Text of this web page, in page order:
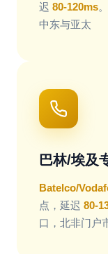
迟 80-120ms
中东与亚太
巴林/埃及
Batelco/
点，延迟 80-
口，北非门户